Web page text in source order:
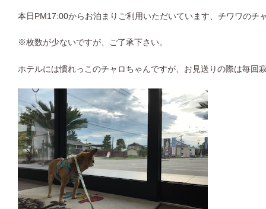
本日PM17:00からお泊まりご利用いただいています、チワワのチ
※枚数が少ないですが、ご了承下さい。
ホテルには慣れっこのチャロちゃんですが、お見送りの際は毎回